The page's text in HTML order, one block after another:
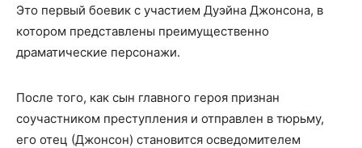
Это первый боевик с участием Дуэйна Джонсона, в
котором представлены преимущественно
драматические персонажи.
После того, как сын главного героя признан
соучастником преступления и отправлен в тюрьму,
его отец (Джонсон) становится осведомителем